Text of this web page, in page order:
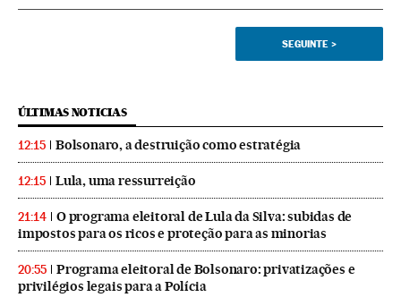
SEGUINTE >
ÚLTIMAS NOTICIAS
12:15 Bolsonaro, a destruição como estratégia
12:15 Lula, uma ressurreição
21:14
O programa eleitoral de Lula da Silva: subidas de
impostos para os ricos e proteção para as minorias
20:55
Programa eleitoral de Bolsonaro: privatizações e
privilégios legais para a Polícia